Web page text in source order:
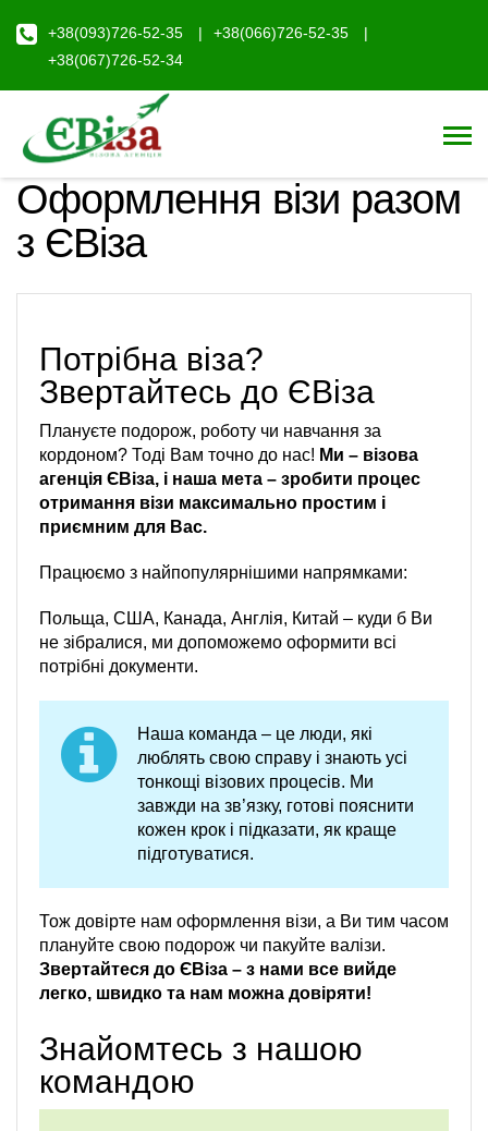
+38(093)726-52-35
+38(066)726-52-35
+38(067)726-52-34
Оформлення візи разом
з ЄВіза
Потрібна віза?
Звертайтесь до ЄВіза
Плануєте подорож, роботу чи навчання за
кордоном? Тоді Вам точно до нас! Ми – візова
агенція ЄВіза, і наша мета – зробити процес
отримання візи максимально простим і
приємним для Вас.
Працюємо з найпопулярнішими напрямками:
Польща, США, Канада, Англія, Китай – куди б Ви
не зібралися, ми допоможемо оформити всі
потрібні документи.
Наша команда – це люди, які
люблять свою справу і знають усі
тонкощі візових процесів. Ми
завжди на зв’язку, готові пояснити
кожен крок і підказати, як краще
підготуватися.
Тож довірте нам оформлення візи, а Ви тим часом
плануйте свою подорож чи пакуйте валізи.
Звертайтеся до ЄВіза – з нами все вийде
легко, швидко та нам можна довіряти!
Знайомтесь з нашою
командою